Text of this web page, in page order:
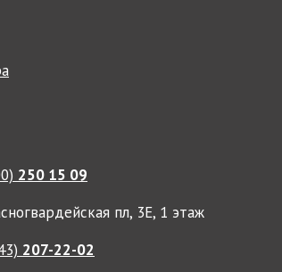
250 15 09
пл, 3Е, 1 этаж
207-22-02